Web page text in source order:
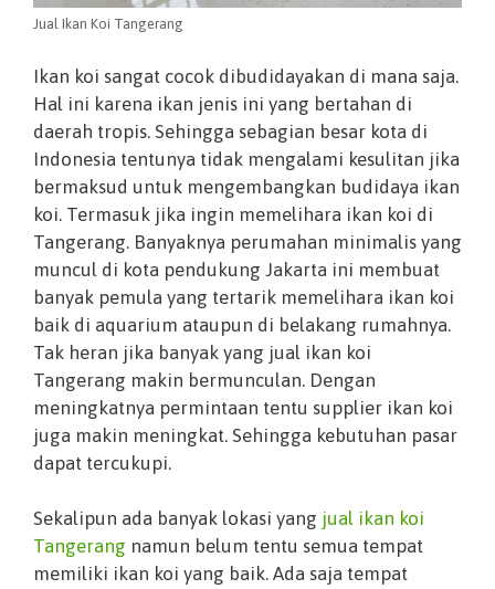
Jual Ikan Koi Tangerang
Ikan koi sangat cocok dibudidayakan di mana saja.
Hal ini karena ikan jenis ini yang bertahan di
daerah tropis. Sehingga sebagian besar kota di
Indonesia tentunya tidak mengalami kesulitan jika
bermaksud untuk mengembangkan budidaya ikan
koi. Termasuk jika ingin memelihara ikan koi di
Tangerang. Banyaknya perumahan minimalis yang
muncul di kota pendukung Jakarta ini membuat
banyak pemula yang tertarik memelihara ikan koi
baik di aquarium ataupun di belakang rumahnya.
Tak heran jika banyak yang jual ikan koi
Tangerang makin bermunculan. Dengan
meningkatnya permintaan tentu supplier ikan koi
juga makin meningkat. Sehingga kebutuhan pasar
dapat tercukupi.
Sekalipun ada banyak lokasi yang jual ikan koi
Tangerang namun belum tentu semua tempat
memiliki ikan koi yang baik. Ada saja tempat